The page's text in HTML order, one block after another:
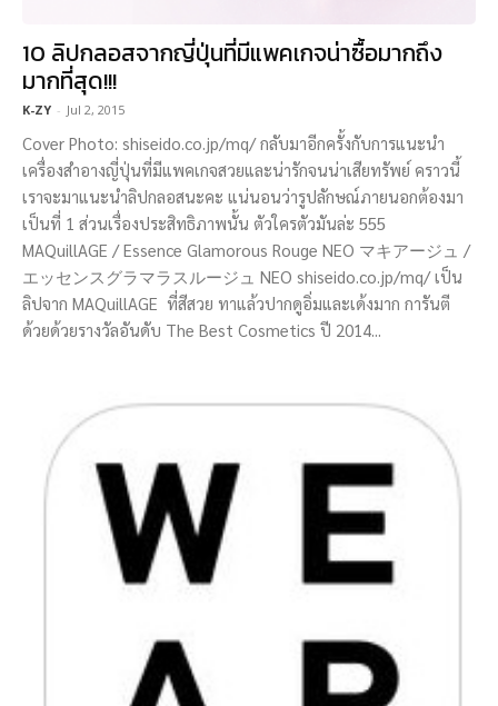
10 ลิปกลอสจากญี่ปุ่นที่มีแพคเกจน่าซื้อมากถึง
มากที่สุด!!!
K-ZY - Jul 2, 2015
Cover Photo: shiseido.co.jp/mq/ กลับมาอีกครั้งกับการแนะนำ
เครื่องสำอางญี่ปุ่นที่มีแพคเกจสวยและน่ารักจนน่าเสียทรัพย์ คราวนี้
เราจะมาแนะนำลิปกลอสนะคะ แน่นอนว่ารูปลักษณ์ภายนอกต้องมา
เป็นที่ 1 ส่วนเรื่องประสิทธิภาพนั้น ตัวใครตัวมันล่ะ 555
MAQuillAGE / Essence Glamorous Rouge NEO マキアージュ /
エッセンスグラマラスルージュ NEO shiseido.co.jp/mq/ เป็น
ลิปจาก MAQuillAGE ที่สีสวย ทาแล้วปากดูอิ่มและเด้งมาก การันตี
ด้วยด้วยรางวัลอันดับ The Best Cosmetics ปี 2014...